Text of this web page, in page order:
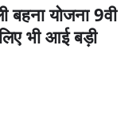
योजना 9वी
भी आई बड़ी